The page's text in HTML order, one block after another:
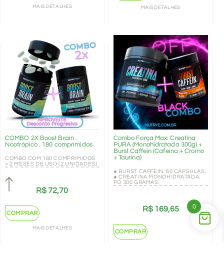
MAIS DETALHES MAIS DETALHES
COMBO 2X Boost Brain .
Nootrópico . 180 comprimidos
COMBO COM 180 COMPRIMIDOS
= 2 MESES DE USO (2 UNIDADES)
R$72,70
COMPRAR
MAIS DETALHES
Combo Força Max: Creatina
PURA (Monohidratada 300g) +
Burst Caffein (Cafeína + Cromo
+ Taurina)
● BURST CAFFEIN: 60 CÁPSULAS.
● CREATINA MONOHIDRATADA:
PÓ 300 GRAMAS.
R$169,65
COMPRAR
0